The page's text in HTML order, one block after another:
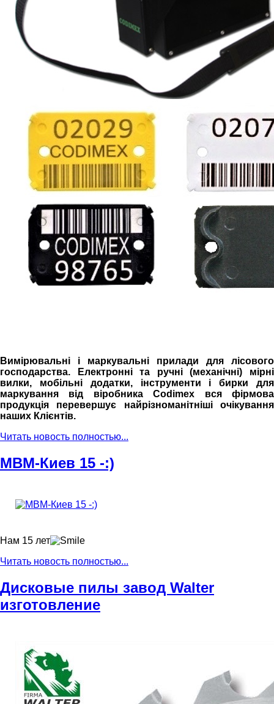
Вимірювальні і маркувальні прилади для лісового
господарства. Електронніта ручні (механічні) мірні
вилки, мобільні додатки, інструменти і бирки для
маркування від віробника Codimex вся фірмова
продукція перевершує найрізноманітніші очікування
наших Клієнтів.
Читать новость полностью...
МВМ-Киев 15 -:)
Нам 15 лет
Читать новость полностью...
Дисковые пилы завод Walter
изготовление